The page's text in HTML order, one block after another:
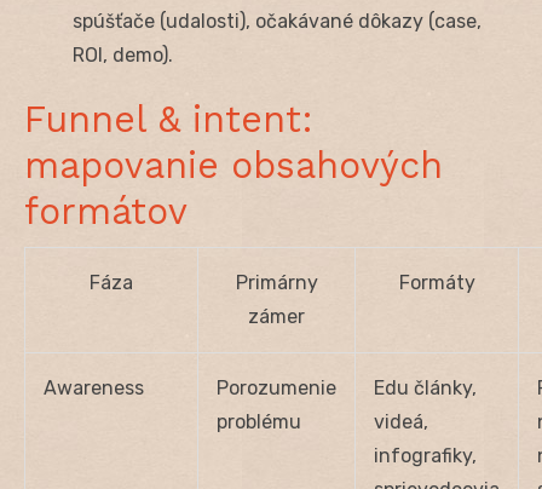
spúšťače (udalosti), očakávané dôkazy (case,
ROI, demo).
Funnel & intent:
mapovanie obsahových
formátov
Fáza
Primárny
zámer
Formáty
Awareness
Porozumenie
problému
Edu články,
videá,
infografiky,